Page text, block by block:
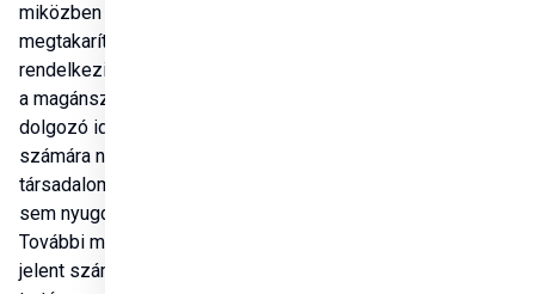
miközben csekély
megtakarítással
rendelkezik. A korábban
a magánszektorban
dolgozó idősek
számára nem elérhető
társadalombiztosítás,
sem nyugdíjellátás.
További megterhelést
jelent számukra a